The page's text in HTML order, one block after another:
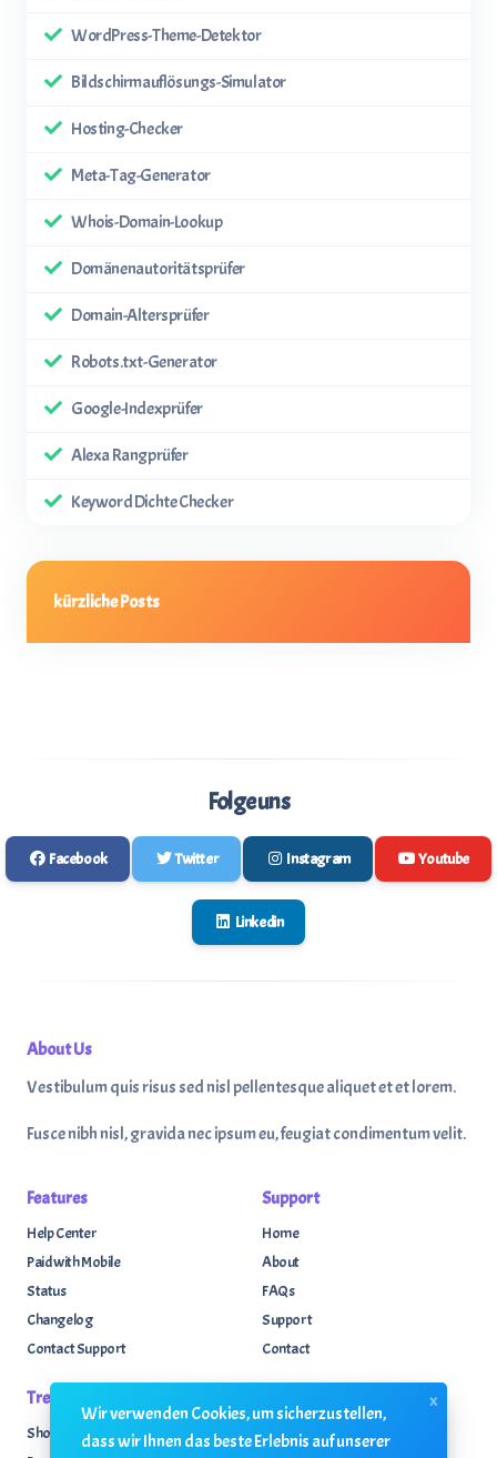
WordPress-Theme-Detektor
Bildschirmauflösungs-Simulator
Hosting-Checker
Meta-Tag-Generator
Whois-Domain-Lookup
Domänenautoritätsprüfer
Domain-Altersprüfer
Robots.txt-Generator
Google-Indexprüfer
Alexa Rangprüfer
Keyword Dichte Checker
kürzliche Posts
Folge uns
Facebook Twitter Instagram Youtube
Linkedin
About Us
Vestibulum quis risus sed nisl pellentesque aliquet et et lorem.
Fusce nibh nisl, gravida nec ipsum eu, feugiat condimentum velit.
Features
Help Center
Paid with Mobile
Status
Changelog
Contact Support
Support
Home
About
FAQs
Support
Contact
Trending
Shop
Knowledge Center
Wir verwenden Cookies, um sicherzustellen,
dass wir Ihnen das beste Erlebnis auf unserer
x